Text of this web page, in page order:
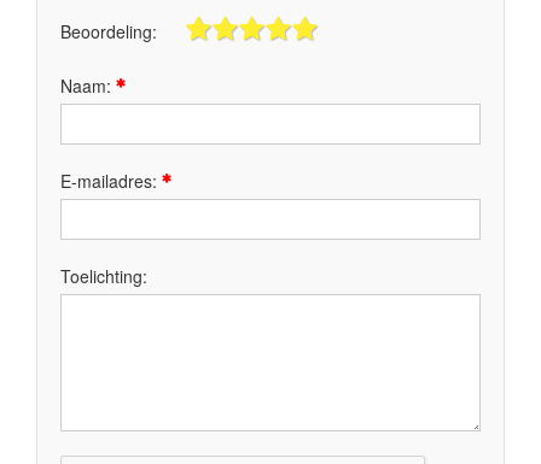
Beoordeling:
Naam:
E-mailadres:
Toelichting: